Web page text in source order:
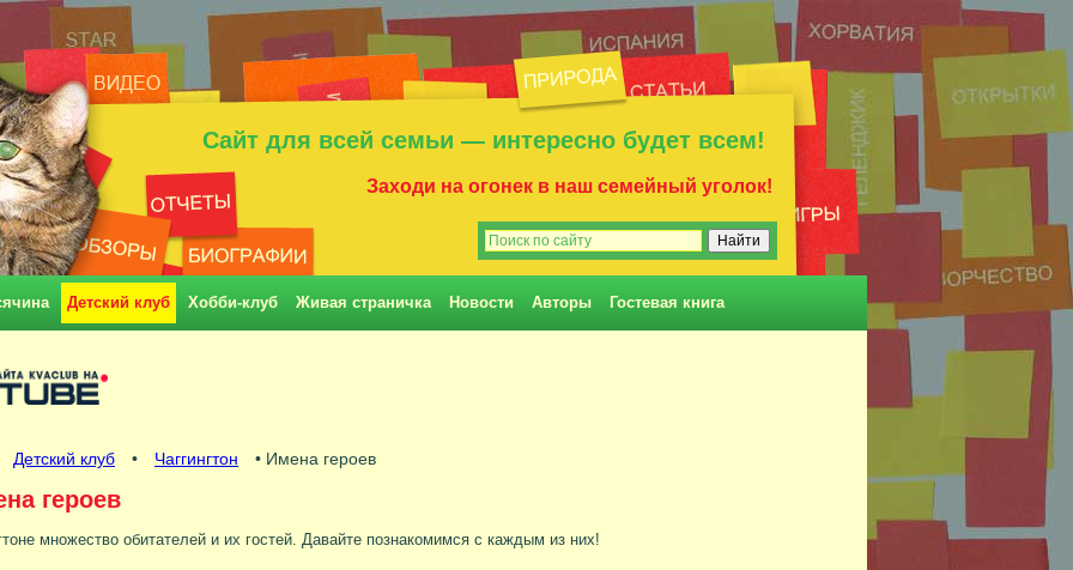
Сайт для всей семьи — интересно будет всем!
Заходи на огонек в наш семейный уголок!
Детский клуб Хобби-клуб Живая страничка Новости Авторы Гостевая книга
Детский клуб • Чаггингтон • Имена героев
героев
множество обитателей и их гостей. Давайте познакомимся с каждым из них!